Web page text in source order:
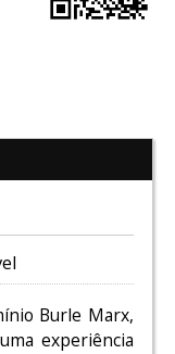
Burle Marx,
experiência